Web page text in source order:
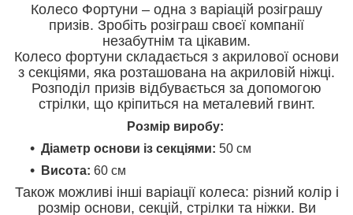
Колесо Фортуни – одна з варіацій розіграшу
призів. Зробіть розіграш своєї компанії
незабутнім та цікавим.
Колесо фортуни складається з акрилової основи
з секціями, яка розташована на акриловій ніжці.
Розподіл призів відбувається за допомогою
стрілки, що кріпиться на металевий гвинт.
Розмір виробу:
Діаметр основи із секціями: 50 см
Висота: 60 ​​см
Також можливі інші варіації колеса: різний колір і
розмір основи, секцій, стрілки та ніжки. Ви